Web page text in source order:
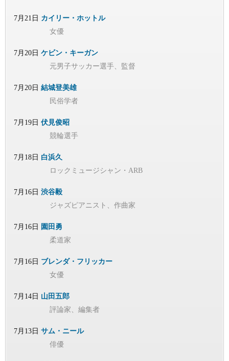
7月21日 カイリー・ホットル
女優
7月20日 ケビン・キーガン
元男子サッカー選手、監督
7月20日 結城登美雄
民俗学者
7月19日 伏見俊昭
競輪選手
7月18日 白浜久
ロックミュージシャン・ARB
7月16日 渋谷毅
ジャズピアニスト、作曲家
7月16日 園田勇
柔道家
7月16日 ブレンダ・フリッカー
女優
7月14日 山田五郎
評論家、編集者
7月13日 サム・ニール
俳優